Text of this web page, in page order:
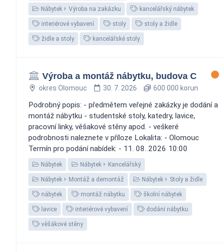
Nábytek Výroba na zakázku kancelářský nábytek
interiérové vybavení stoly stoly a židle
židle a stoly kancelářské stoly
Výroba a montáž nábytku, budova C
okres Olomouc 30. 7. 2026 600 000 korun
Podrobný popis: - předmětem veřejné zakázky je dodání a
montáž nábytku - studentské stoly, katedry, lavice,
pracovní linky, věšakové stěny apod. - veškeré
podrobnosti naleznete v příloze Lokalita: - Olomouc
Termín pro podání nabídek: - 11. 08. 2026 10:00
Nábytek Nábytek Kancelářský
Nábytek Montáž a demontáž Nábytek Stoly a židle
nábytek montáž nábytku školní nábytek
lavice interiérové vybavení dodání nábytku
věšákové stěny